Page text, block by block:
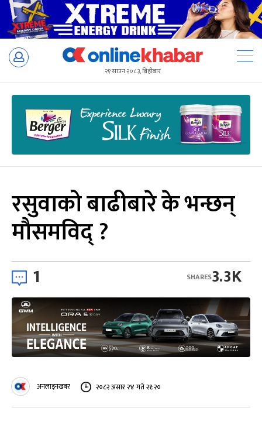
Skip
२१ साउन २०८३, बिहीबार
रसुवाको बाढीबारे के भन्छन्
मौसमविद् ?
1 3.3K
SHARES
अनलाइनखबर २०८२ असार २४ गते २१:२०